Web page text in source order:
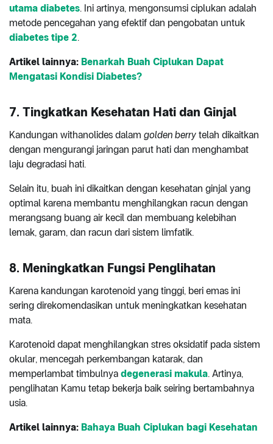
utama diabetes. Ini artinya, mengonsumsi ciplukan adalah
metode pencegahan yang efektif dan pengobatan untuk
diabetes tipe 2.
Artikel lainnya: Benarkah Buah Ciplukan Dapat
Mengatasi Kondisi Diabetes?
7. Tingkatkan Kesehatan Hati dan Ginjal
Kandungan withanolides dalam golden berry telah dikaitkan
dengan mengurangi jaringan parut hati dan menghambat
laju degradasi hati.
Selain itu, buah ini dikaitkan dengan kesehatan ginjal yang
optimal karena membantu menghilangkan racun dengan
merangsang buang air kecil dan membuang kelebihan
lemak, garam, dan racun dari sistem limfatik.
8. Meningkatkan Fungsi Penglihatan
Karena kandungan karotenoid yang tinggi, beri emas ini
sering direkomendasikan untuk meningkatkan kesehatan
mata.
Karotenoid dapat menghilangkan stres oksidatif pada sistem
okular, mencegah perkembangan katarak, dan
memperlambat timbulnya degenerasi makula. Artinya,
penglihatan Kamu tetap bekerja baik seiring bertambahnya
usia.
Artikel lainnya: Bahaya Buah Ciplukan bagi Kesehatan